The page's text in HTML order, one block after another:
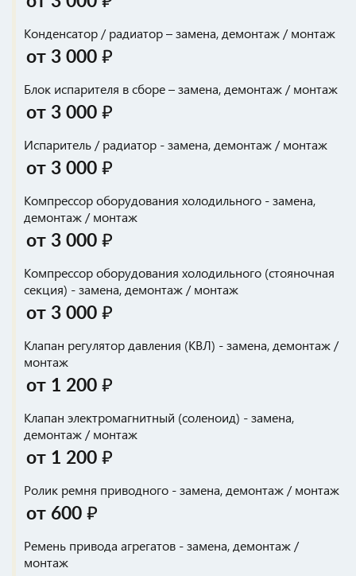
Конденсатор / радиатор – замена, демонтаж / монтаж
от 3 000 ₽
Блок испарителя в сборе – замена, демонтаж / монтаж
от 3 000 ₽
Испаритель / радиатор - замена, демонтаж / монтаж
от 3 000 ₽
Компрессор оборудования холодильного - замена,
демонтаж / монтаж
от 3 000 ₽
Компрессор оборудования холодильного (стояночная
секция) - замена, демонтаж / монтаж
от 3 000 ₽
Клапан регулятор давления (КВЛ) - замена, демонтаж /
монтаж
от 1 200 ₽
Клапан электромагнитный (соленоид) - замена,
демонтаж / монтаж
от 1 200 ₽
Ролик ремня приводного - замена, демонтаж / монтаж
от 600 ₽
Ремень привода агрегатов - замена, демонтаж /
монтаж